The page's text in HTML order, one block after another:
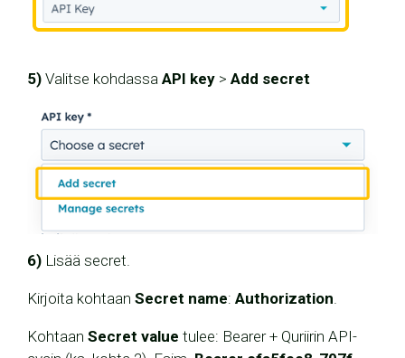
5) Valitse kohdassa API key > Add secret
6) Lisää secret.
Kirjoita kohtaan Secret name: Authorization.
Kohtaan Secret value tulee: Bearer + Quriirin API-